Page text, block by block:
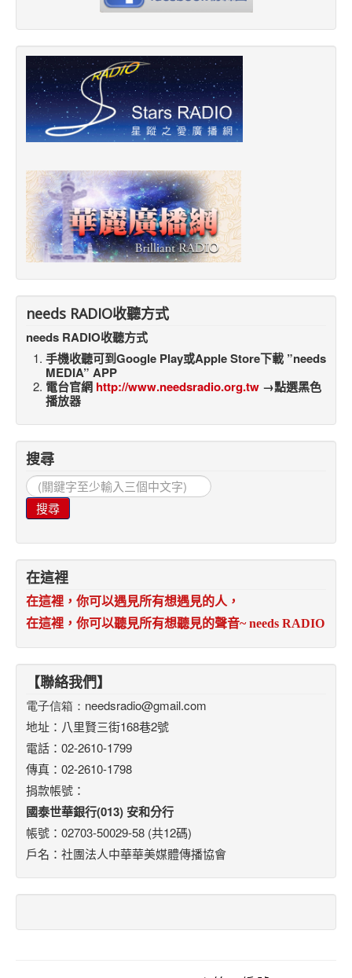
needs RADIO收聽方式
needs RADIO收聽方式
手機收聽可到Google Play或Apple Store下載 ”needs
MEDIA” APP
電台官網 http://www.needsradio.org.tw →點選黑色
播放器
搜尋
搜
尋...
搜尋
在這裡
在這裡，你可以遇見所有想遇見的人，
在這裡，你可以聽見所有想聽見的聲音~ needs RADIO
【聯絡我們】
電子信箱： needsradio@gmail.com
地址：八里賢三街168巷2號
電話：02-2610-1799
傳真：02-2610-1798
捐款帳號：
國泰世華銀行(013) 安和分行
帳號：02703-50029-58 (共12碼)
戶名：社團法人中華華美媒體傳播協會